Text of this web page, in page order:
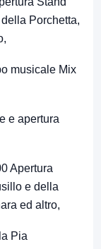
Porchetta,
musicale Mix
e apertura
Apertura
e della
ed altro,
Pia